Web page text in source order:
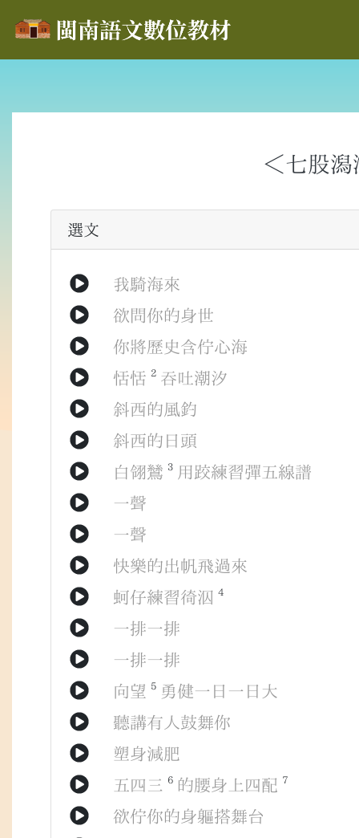
＜七股潟
選文
我騎海來
欲問你的身世
你將歷史含佇心海
恬恬 2 吞吐潮汐
斜西的風釣
斜西的 日頭
白翎鷥 3 用跤練習彈五線譜
一聲
一聲
快樂的出帆飛過來
蚵仔練習徛泅 4
一排一排
一排一排
向望
5 勇健一日 一日 大
聽講有人 鼓舞你
塑身減肥
五四三
6 的腰身 上 四配 7
欲佇你的身軀搭舞台